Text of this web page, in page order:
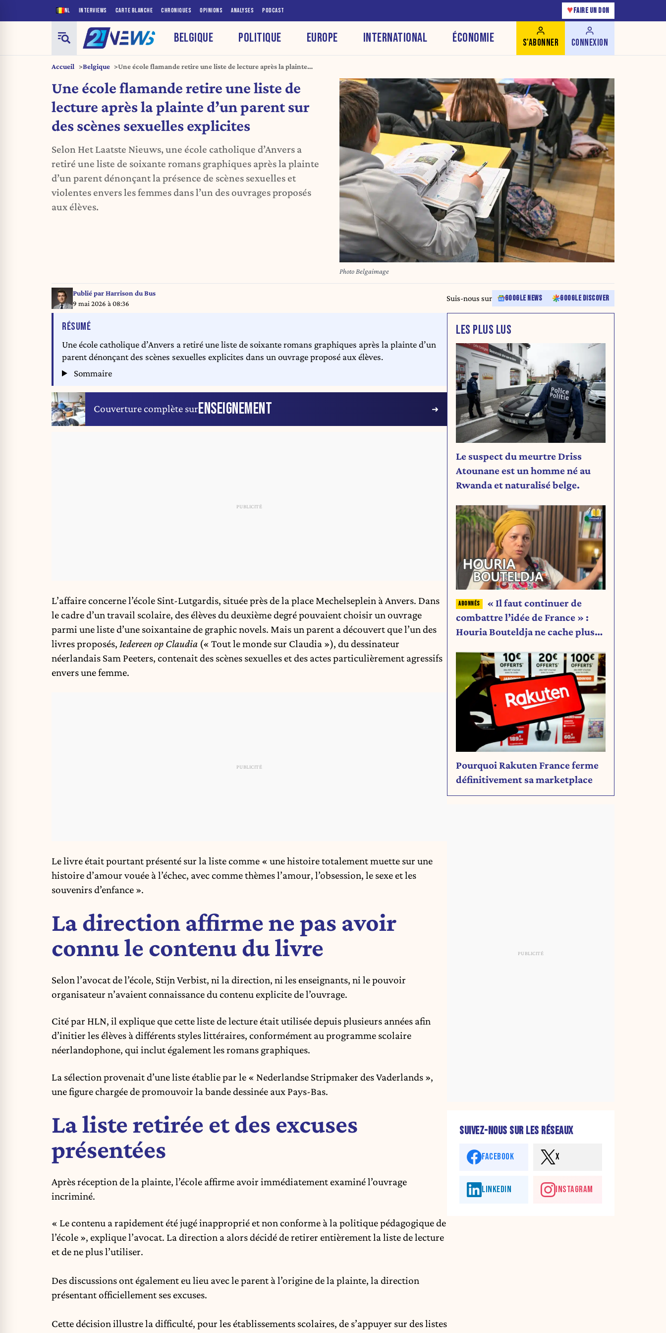
NL INTERVIEWS CARTE BLANCHE CHRONIQUES OPINIONS ANALYSES PODCAST ♥ FAIRE UN DON
BELGIQUE POLITIQUE EUROPE INTERNATIONAL ÉCONOMIE S'ABONNER CONNEXION
Accueil Belgique
Une école flamande retire une liste de lecture après la plainte
Une école flamande retire une liste de
lecture après la plainte d’un parent sur
des scènes sexuelles explicites
Selon Het Laatste Nieuws, une école catholique d’Anvers a
retiré une liste de soixante romans graphiques après la plainte
d’un parent dénonçant la présence de scènes sexuelles et
violentes envers les femmes dans l’un des ouvrages proposés
aux élèves.
Photo Belgaimage
Publié parHarrison du Bus
9 mai 2026 à 08:36
Suis-nous sur GOOGLE NEWS GOOGLE DISCOVER
RÉSUMÉDE L'ARTICLE
Une école catholique d’Anvers a retiré une liste de soixante romans graphiques après la plainte d’un
parent dénonçant des scènes sexuelles explicites dans un ouvrage proposé aux élèves.
Sommaire
Couverture complète surENSEIGNEMENT
L’affaire concerne l’école Sint-Lutgardis, située près de la place Mechelseplein à Anvers. Dans
le cadre d’un travail scolaire, des élèves du deuxième degré pouvaient choisir un ouvrage
parmi une liste d’une soixantaine de graphic novels. Mais un parent a découvert que l’un des
livres proposés, Iedereen op Claudia (« Tout le monde sur Claudia »), du dessinateur
néerlandais Sam Peeters, contenait des scènes sexuelleset des actes particulièrement agressifs
envers une femme.
Le livre était pourtant présenté sur la liste comme « une histoire totalement muette sur une
histoire d’amour vouée à l’échec, avec comme thèmes l’amour, l’obsession, le sexe et les
souvenirs d’enfance ».
La direction affirme ne pas avoir
connu le contenu du livre
Selon l’avocat de l’école, Stijn Verbist, ni la direction, ni les enseignants, ni le pouvoir
organisateur n’avaient connaissance du contenu explicite de l’ouvrage.
Cité par HLN, il explique que cette liste de lecture était utilisée depuis plusieurs années afin
d’initier les élèves à différents styles littéraires, conformément au programme scolaire
néerlandophone, qui inclut également les romans graphiques.
La sélection provenait d’une liste établie par le « Nederlandse Stripmaker des Vaderlands »,
une figure chargée de promouvoir la bande dessinée aux Pays-Bas.
La liste retirée et des excuses
présentées
Après réception de la plainte, l’école affirme avoir immédiatement examiné l’ouvrage
incriminé.
« Le contenu a rapidement été jugé inapproprié et non conforme à la politique pédagogique de
l’école », explique l’avocat. La direction a alors décidé de retirer entièrement la liste de lecture
et de ne plus l’utiliser.
Des discussions ont également eu lieu avec le parent à l’origine de la plainte, la direction
présentant officiellement ses excuses.
Cette décision illustre la difficulté, pour les établissements scolaires, de s’appuyer sur des listes
LES PLUS LUS
Le suspect du meurtre Driss
Atounane est un homme né au
Rwanda et naturalisé belge.
« Il faut continuer de
combattre l’idée de France » :
Houria Bouteldja ne cache plus
Pourquoi Rakuten France ferme
définitivement sa marketplace
SUIVEZ-NOUS SUR LES RÉSEAUX
FACEBOOK X
LINKEDIN INSTAGRAM